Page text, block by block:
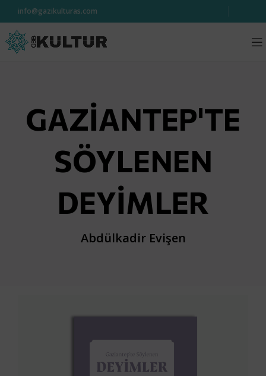
info@gazikulturas.com
GAZİANTEP'TE
SÖYLENEN
DEYİMLER
Abdülkadir Evişen